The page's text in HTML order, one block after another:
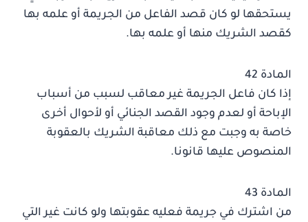
يستحقها لو كان قصد الفاعل من الجريمة أو علمه بها
كقصد الشريك منها أو علمه بها.
المادة 42
إذا كان فاعل الجريمة غير معاقب لسبب من أسباب
الإباحة أو لعدم وجود القصد الجنائي أو لأحوال أخرى
خاصة به وجبت مع ذلك معاقبة الشريك بالعقوبة
المنصوص عليها قانونا.
المادة 43
من اشترك في جريمة فعليه عقوبتها ولو كانت غير التي